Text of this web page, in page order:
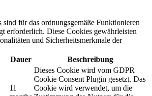
für das ordnungsgemäße Funktionieren
erforderlich. Diese Cookies gewährleisten
und Sicherheitsmerkmale der
Dauer Beschreibung
11
Dieses Cookie wird vom GDPR
Cookie Consent Plugin gesetzt. Das
Cookie wird verwendet, um die